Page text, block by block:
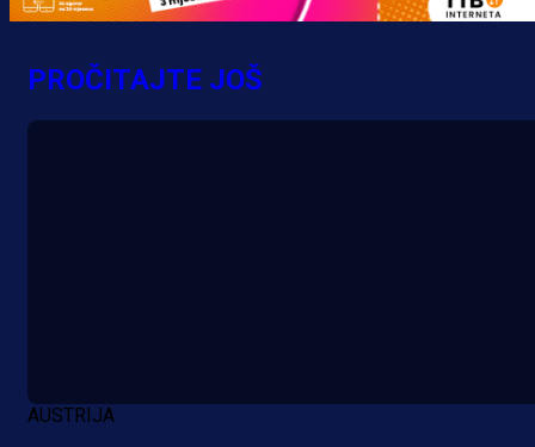
PROČITAJTE JOŠ
AUSTRIJA